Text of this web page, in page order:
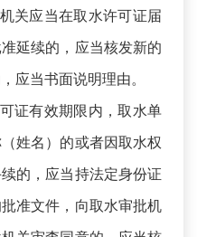
应当在取水许可证届
延续的，应当核发新的
应当书面说明理由。
有效期限内，取水单
姓名）的或者因取水权
的，应当持法定身份证
准文件，向取水审批机